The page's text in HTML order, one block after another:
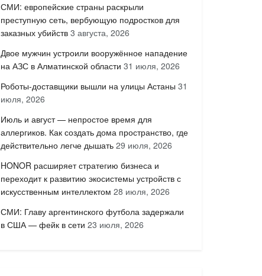
СМИ: европейские страны раскрыли
преступную сеть, вербующую подростков для
заказных убийств 3 августа, 2026
Двое мужчин устроили вооружённое нападение
на АЗС в Алматинской области 31 июля, 2026
Роботы-доставщики вышли на улицы Астаны 31
июля, 2026
Июль и август — непростое время для
аллергиков. Как создать дома пространство, где
действительно легче дышать 29 июля, 2026
HONOR расширяет стратегию бизнеса и
переходит к развитию экосистемы устройств с
искусственным интеллектом 28 июля, 2026
СМИ: Главу аргентинского футбола задержали
в США — фейк в сети 23 июля, 2026